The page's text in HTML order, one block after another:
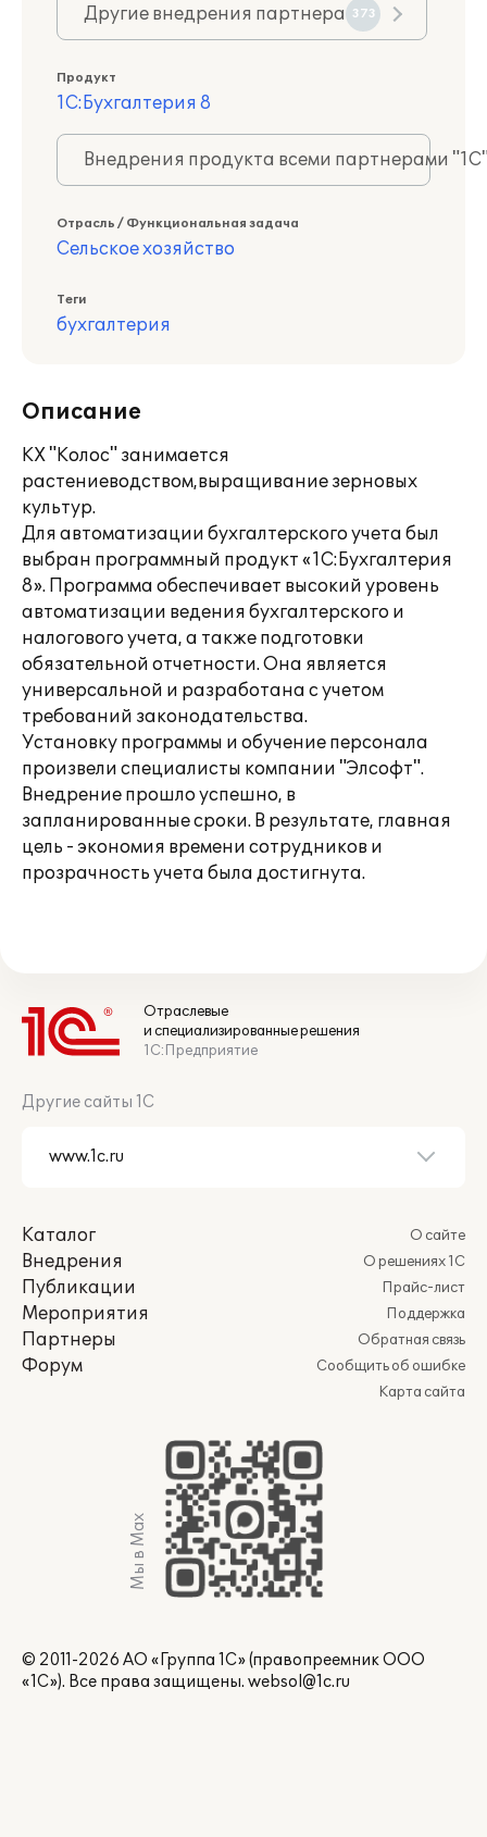
Другие внедрения партнера 373
Продукт
1С:Бухгалтерия 8
Внедрения продукта всеми партнерами
Отрасль / Функциональная задача
Сельское хозяйство
Теги
бухгалтерия
Описание
КХ "Колос" занимается
растениеводством,выращивание зерновых
культур.
Для автоматизации бухгалтерского учета был
выбран программный продукт «1С:Бухгалтерия
8». Программа обеспечивает высокий уровень
автоматизации ведения бухгалтерского и
налогового учета, а также подготовки
обязательной отчетности. Она является
универсальной и разработана с учетом
требований законодательства.
Установку программы и обучение персонала
произвели специалисты компании "Элсофт".
Внедрение прошло успешно, в
запланированные сроки. В результате, главная
цель - экономия времени сотрудников и
прозрачность учета была достигнута.
Отраслевые
и специализированные решения
1С:Предприятие
Другие сайты 1С
Каталог
Внедрения
Публикации
Мероприятия
Партнеры
Форум
О сайте
О решениях 1С
Прайс-лист
Поддержка
Обратная связь
Сообщить об ошибке
Карта сайта
Мы в Max
© 2011-2026 АО «Группа 1С» (правопреемник ООО
«1С»). Все права защищены. websol@1c.ru